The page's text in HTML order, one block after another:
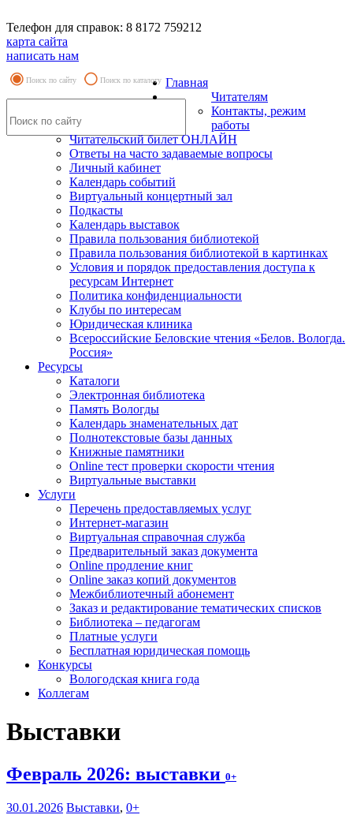
Телефон для справок: 8 8172 759212
карта сайта
написать нам
Поиск по сайту Поиск по каталогу Главная
Читателям
Контакты, режим
работы
Читательский билет ОНЛАЙН
Ответы на часто задаваемые вопросы
Личный кабинет
Календарь событий
Виртуальный концертный зал
Подкасты
Календарь выставок
Правила пользования библиотекой
Правила пользования библиотекой в картинках
Условия и порядок предоставления доступа к
ресурсам Интернет
Политика конфиденциальности
Клубы по интересам
Юридическая клиника
Всероссийские Беловские чтения «Белов. Вологда.
Россия»
Ресурсы
Каталоги
Электронная библиотека
Память Вологды
Календарь знаменательных дат
Полнотекстовые базы данных
Книжные памятники
Online тест проверки скорости чтения
Виртуальные выставки
Услуги
Перечень предоставляемых услуг
Интернет-магазин
Виртуальная справочная служба
Предварительный заказ документа
Online продление книг
Online заказ копий документов
Межбиблиотечный абонемент
Заказ и редактирование тематических списков
Библиотека – педагогам
Платные услуги
Бесплатная юридическая помощь
Конкурсы
Вологодская книга года
Коллегам
Выставки
Февраль 2026: выставки 0+
30.01.2026 Выставки, 0+